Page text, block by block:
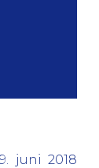
juni 2018